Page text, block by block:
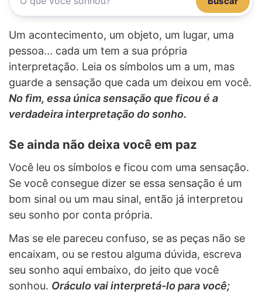
Um acontecimento, um objeto, um lugar, uma
pessoa... cada um tem a sua própria
interpretação. Leia os símbolos um a um, mas
guarde a sensação que cada um deixou em você.
No fim, essa única sensação que ficou é a
verdadeira interpretação do sonho.
Se ainda não deixa você em paz
Você leu os símbolos e ficou com uma sensação.
Se você consegue dizer se essa sensação é um
bom sinal ou um mau sinal, então já interpretou
seu sonho por conta própria.
Mas se ele pareceu confuso, se as peças não se
encaixam, ou se restou alguma dúvida, escreva
seu sonho aqui embaixo, do jeito que você
sonhou. Oráculo vai interpretá-lo para você;